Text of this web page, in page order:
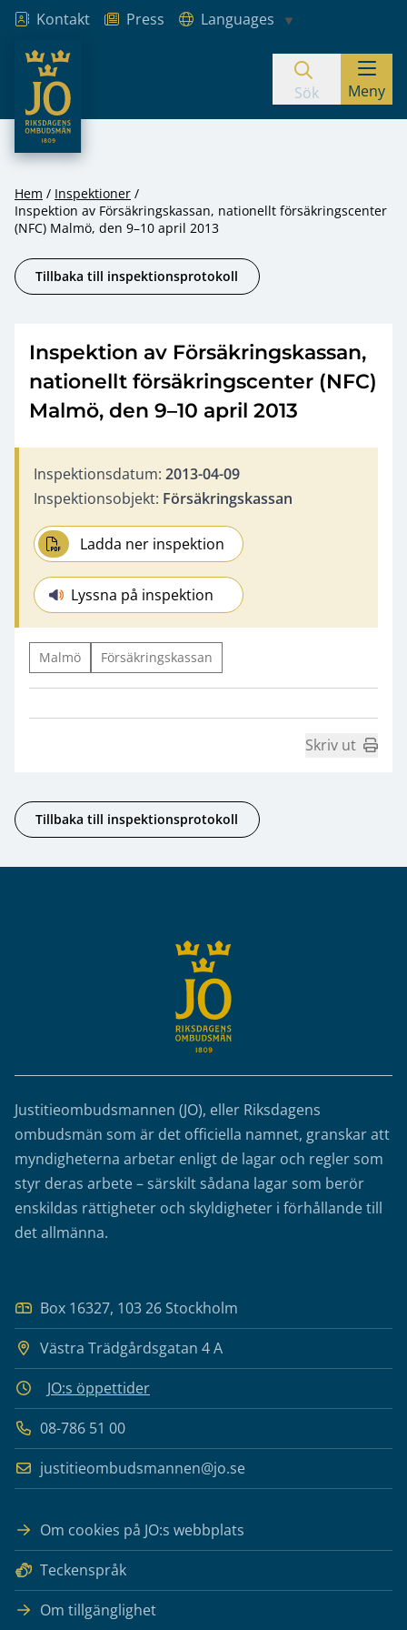
Hoppa till innehåll
Kontakt Press
Languages
JO – Riksdagens Ombudsmän
Sök Meny
Hem
Inspektioner
Inspektion av Försäkringskassan, nationellt försäkringscenter
(NFC) Malmö, den 9–10 april 2013
Tillbaka till inspektionsprotokoll
Inspektion av Försäkringskassan,
nationellt försäkringscenter (NFC)
Malmö, den 9–10 april 2013
Inspektionsdatum: 2013-04-09
Inspektionsobjekt: Försäkringskassan
Ladda ner inspektion
Lyssna på inspektion
Malmö Försäkringskassan
Skriv ut
Tillbaka till inspektionsprotokoll
Justitieombudsmannen (JO), eller Riksdagens
ombudsmän som är det officiella namnet, granskar att
myndigheterna arbetar enligt de lagar och regler som
styr deras arbete – särskilt sådana lagar som berör
enskildas rättigheter och skyldigheter i förhållande till
det allmänna.
Box 16327, 103 26 Stockholm
Västra Trädgårdsgatan 4 A
JO:s öppettider
08-786 51 00
justitieombudsmannen@jo.se
Om cookies på JO:s webbplats
Teckenspråk
Om tillgänglighet